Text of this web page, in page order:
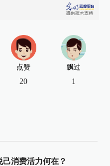
点赞
20
飘过
1
己消费活力何在？